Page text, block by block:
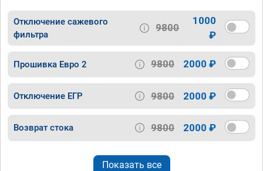
Отключение сажевого
фильтра
9800
1000
₽
Прошивка Евро 2 9800 2000 ₽
Отключение ЕГР 9800 2000 ₽
Возврат стока 9800 2000 ₽
Показать все